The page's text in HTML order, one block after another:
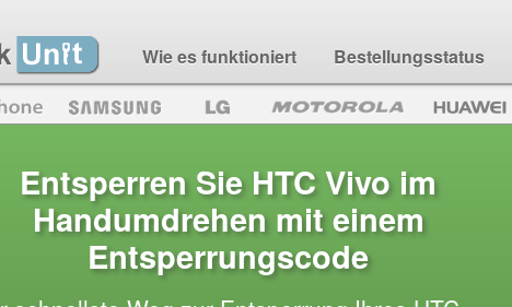
Wie es funktioniert Bestellungsstatus
Blackberry
Entsperren Sie HTC Vivo im
Handumdrehen mit einem
Entsperrungscode